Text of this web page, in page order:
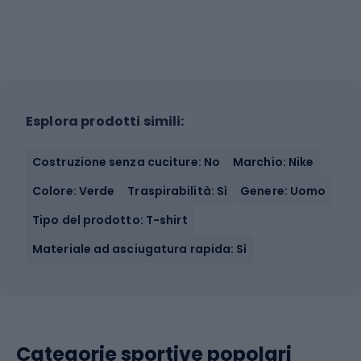
Esplora prodotti simili:
Costruzione senza cuciture: No
Marchio: Nike
Colore: Verde
Traspirabilità: Sì
Genere: Uomo
Tipo del prodotto: T-shirt
Materiale ad asciugatura rapida: Sì
Categorie sportive popolari